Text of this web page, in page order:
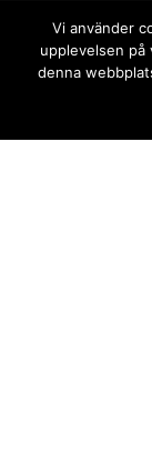
Vi använder
upplevelsen
denna